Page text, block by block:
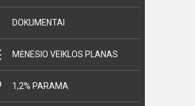
DOKUMENTAI
MĖNESIO VEIKLOS PLANAS
1,2% PARAMA